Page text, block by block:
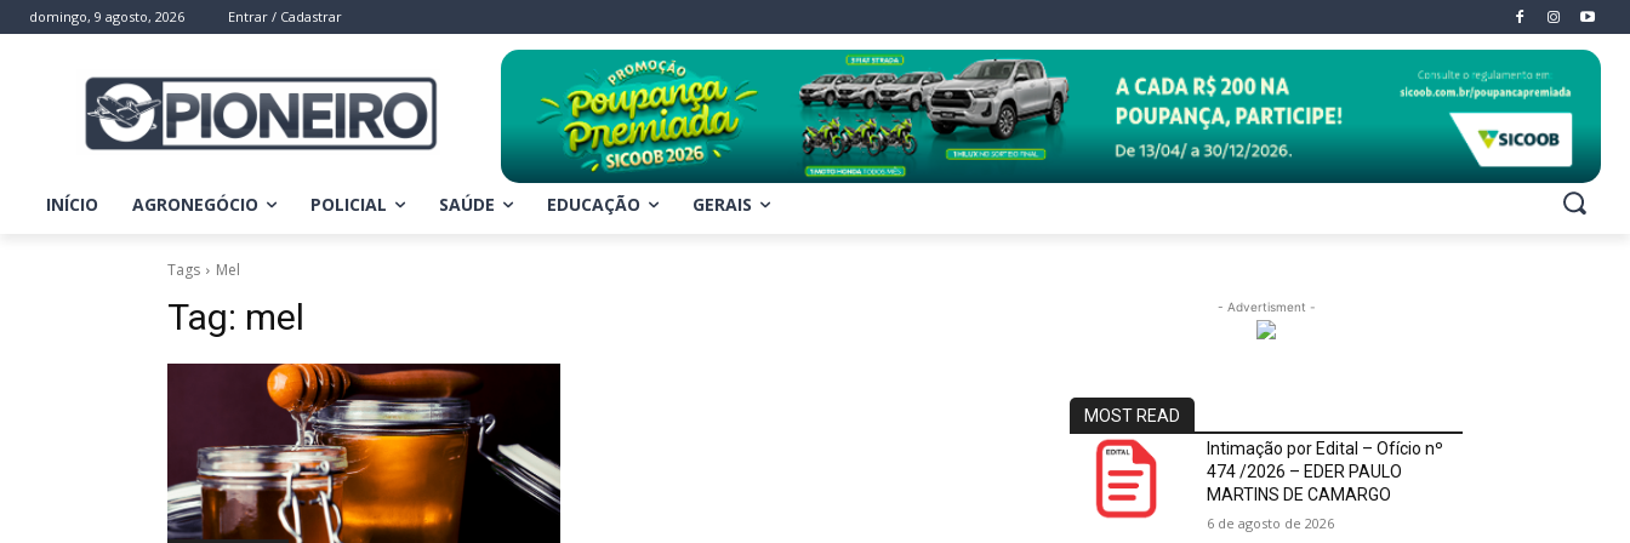
domingo, 9 agosto, 2026 Entrar / Cadastrar
INÍCIO AGRONEGÓCIO POLICIAL SAÚDE EDUCAÇÃO GERAIS
Tags Mel
Tag: mel - Advertisment -
MOST READ
Intimação por Edital – Ofício nº
474 /2026 – EDER PAULO
MARTINS DE CAMARGO
6 de agosto de 2026